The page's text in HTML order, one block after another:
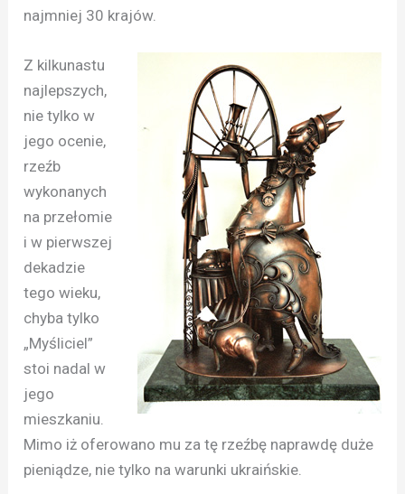
najmniej 30 krajów.
Z kilkunastu
najlepszych,
nie tylko w
jego ocenie,
rzeźb
wykonanych
na przełomie
i w pierwszej
dekadzie
tego wieku,
chyba tylko
„Myśliciel”
stoi nadal w
jego
mieszkaniu.
Mimo iż oferowano mu za tę rzeźbę naprawdę duże
pieniądze, nie tylko na warunki ukraińskie.